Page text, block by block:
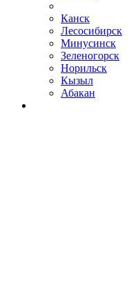
Канск
Лесосибирск
Минусинск
Зеленогорск
Норильск
Кызыл
Абакан